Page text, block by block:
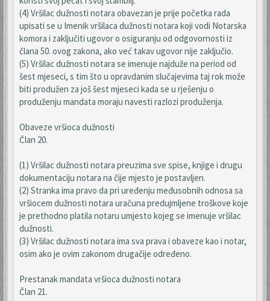
(4) Vršilac dužnosti notara obavezan je prije početka rada
upisati se u Imenik vršilaca dužnosti notara koji vodi Notarska
komora i zaključiti ugovor o osiguranju od odgovornosti iz
člana 50. ovog zakona, ako već takav ugovor nije zaključio.
(5) Vršilac dužnosti notara se imenuje najduže na period od
šest mjeseci, s tim što u opravdanim slučajevima taj rok može
biti produžen za još šest mjeseci kada se u rješenju o
produženju mandata moraju navesti razlozi produženja.
Obaveze vršioca dužnosti
Član 20.
(1) Vršilac dužnosti notara preuzima sve spise, knjige i drugu
dokumentaciju notara na čije mjesto je postavljen.
(2) Stranka ima pravo da pri uređenju međusobnih odnosa sa
vršiocem dužnosti notara uračuna predujmljene troškove koje
je prethodno platila notaru umjesto kojeg se imenuje vršilac
dužnosti.
(3) Vršilac dužnosti notara ima sva prava i obaveze kao i notar,
osim ako je ovim zakonom drugačije određeno.
Prestanak mandata vršioca dužnosti notara
Član 21.